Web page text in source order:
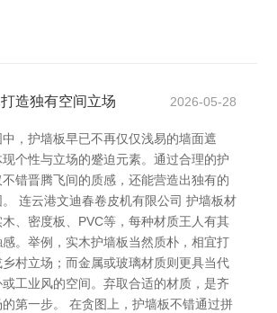
造独有空间立场 2026-05-28
，护墙板早已不再仅仅浅易的墙面遮
个性与立场的蹙迫元素。通过合理的护
错晋腾飞间的质感，还能营造出独有的
连云港文迪春卷皮机有限公司 护墙板材
、密度板、PVC等，每种材质王人有其
。举例，实木护墙板当然质朴，相宜打
村立场；而金属或玻璃材质则更具当代
工业风的空间。弃取合适的材质，是齐
第一步。 在贪图上，护墙板不错通过拼